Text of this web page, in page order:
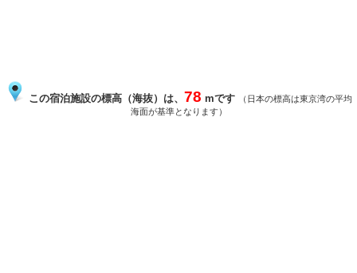
この宿泊施設の標高（海抜）は、 78 mです
（日本の標高は東京湾の平均
海面が基準となります）